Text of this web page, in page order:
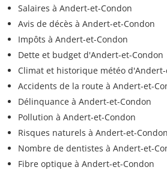
Salaires à Andert-et-Condon
Avis de décès à Andert-et-Condon
Impôts à Andert-et-Condon
Dette et budget d'Andert-et-Condon
Climat et historique météo
Accidents de la route à Andert-et-
Délinquance à Andert-et-Condon
Pollution à Andert-et-Condon
Risques naturels à Andert-et-Condon
Nombre de dentistes à Andert-et-
Fibre optique à Andert-et-Condon